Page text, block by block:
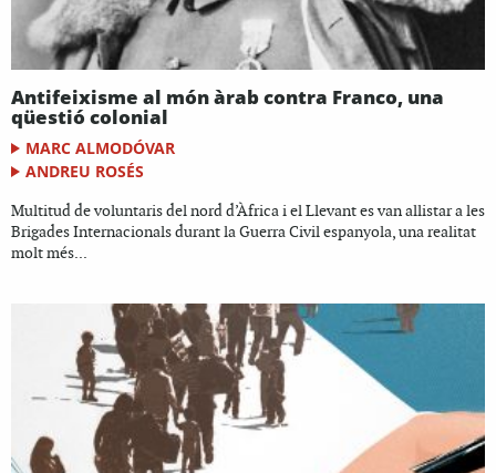
Antifeixisme al món àrab contra Franco, una
qüestió colonial
MARC ALMODÓVAR
ANDREU ROSÉS
Multitud de voluntaris del nord d’Àfrica i el Llevant es van allistar a les
Brigades Internacionals durant la Guerra Civil espanyola, una realitat
molt més...